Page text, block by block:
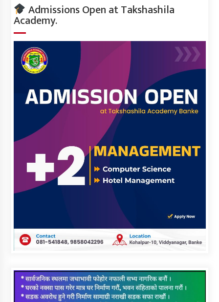
Admissions Open at Takshashila
Academy.